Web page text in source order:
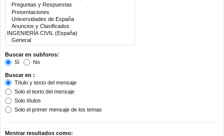
Buscar en subforos:
Sí
No
Buscar en :
Título y texto del mensaje
Solo el texto del mensaje
Solo títulos
Solo el primer mensaje de los temas
Mostrar resultados como: